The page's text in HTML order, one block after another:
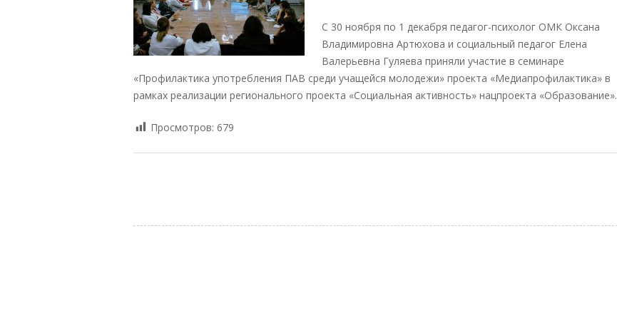
С 30 ноября по 1 декабря педагог-психолог ОМК Оксана
Владимировна Артюхова и социальный педагог Елена
Валерьевна Гуляева приняли участие в семинаре
«Профилактика употребления ПАВ среди учащейся молодежи» проекта «Медиапрофилактика» в
рамках реализации регионального проекта «Социальная активность» нацпроекта «Образование».
Просмотров: 679